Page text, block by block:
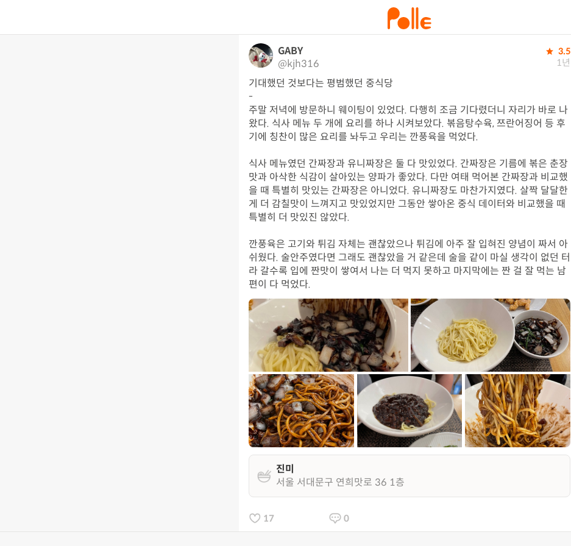
GABY
@kjh316
3.5
1년
기대했던 것보다는 평범했던 중식당
-
주말 저녁에 방문하니 웨이팅이 있었다. 다행히 조금 기다렸더니 자리가 바로 나
왔다. 식사 메뉴 두 개에 요리를 하나 시켜보았다. 볶음탕수육, 쯔란어징어 등 후
기에 칭찬이 많은 요리를 놔두고 우리는 깐풍육을 먹었다.
식사 메뉴였던 간짜장과 유니짜장은 둘 다 맛있었다. 간짜장은 기름에 볶은 춘장
맛과 아삭한 식감이 살아있는 양파가 좋았다. 다만 여태 먹어본 간짜장과 비교했
을 때 특별히 맛있는 간짜장은 아니었다. 유니짜장도 마찬가지였다. 살짝 달달한
게 더 감칠맛이 느껴지고 맛있었지만 그동안 쌓아온 중식 데이터와 비교했을 때
특별히 더 맛있진 않았다.
깐풍육은 고기와 튀김 자체는 괜찮았으나 튀김에 아주 잘 입혀진 양념이 짜서 아
쉬웠다. 술안주였다면 그래도 괜찮았을 거 같은데 술을 같이 마실 생각이 없던 터
라 갈수록 입에 짠맛이 쌓여서 나는 더 먹지 못하고 마지막에는 짠 걸 잘 먹는 남
편이 다 먹었다.
진미
서울 서대문구 연희맛로 36 1층
17 0